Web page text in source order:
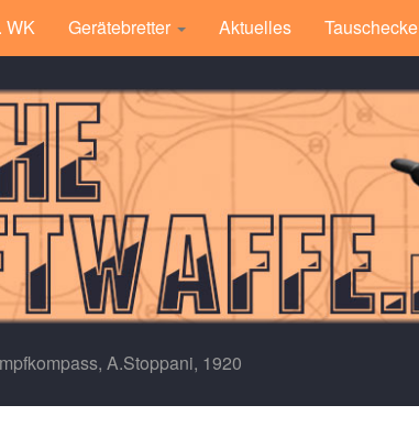
WK Gerätebretter Aktuelles Tauschecke
A.Stoppani, 1920